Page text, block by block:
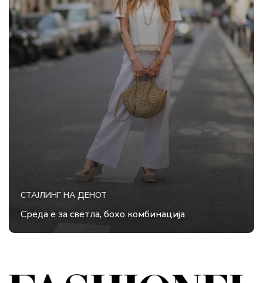
СТАЈЛИНГ НА ДЕНОТ
Среда е за светла, бохо комбинација